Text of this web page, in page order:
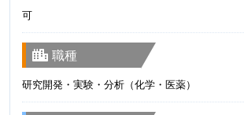
可
職種
研究開発・実験・分析（化学・医薬）